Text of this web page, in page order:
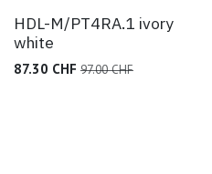
HDL-M/PT4RA.1 ivory
white
87.30 CHF 97.00CHF